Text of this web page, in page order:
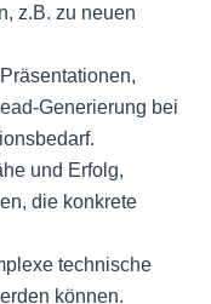
z.B. zu neuen
Generierung bei
und Erfolg,
die konkrete
technische
können.